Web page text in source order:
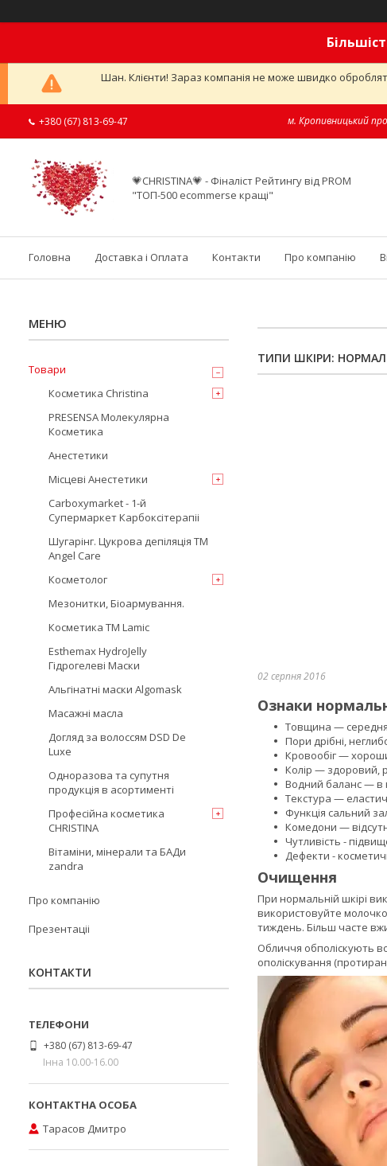
Шан. Клієнти! Зараз компанія не може швидко
+380 (67) 813-69-47 м. Кропивницький
💗CHRISTINA💗 - Фіналіст Рейтингу від PROM
"ТОП-500 ecommerse кращі"
Головна Доставка і Оплата Контакти Про компанію
ТИПИ ШКІРИ:
02 серпня 2016
Ознаки
Товщина —
Пори дрібні,
Кровообіг —
Колір — здоровий,
Водний баланс — в
Текстура —
Функція сальний
Комедони —
Чутливість -
Дефекти -
Очищення
При нормальній шкірі
використовуйте
тиждень. Більш часте
Обличчя обполіскують
ополіскування
Товари
Косметика Christina
PRESENSA Молекулярна
Косметика
Анестетики
Місцеві Анестетики
Carboxymarket - 1-й
Супермаркет Карбоксітерапіі
Шугарінг. Цукрова депіляція TM
Angel Care
Косметолог
Мезонитки, Біоармування.
Косметика TM Lamic
Esthemax HydroJelly
Гідрогелеві Маски
Альгінатні маски Algomask
Масажні масла
Догляд за волоссям DSD De
Luxe
Одноразова та супутня
продукція в асортименті
Професійна косметика
CHRISTINA
Вітаміни, мінерали та БАДи
zandra
Про компанію
Презентаціі
КОНТАКТИ
+380 (67) 813-69-47
Інна 10.00-16.00
Тарасов Дмитро